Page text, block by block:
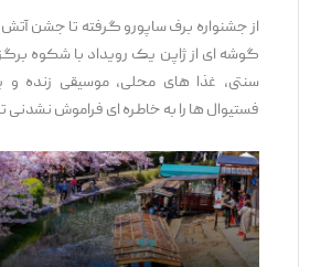
از جشنواره برف ساپورو گرفته تا جشن آتش
گوشه ‌ای از ژاپن یک رویداد با شکوه
سنتی، غذا های محلی، موسیقی زنده و
فستیوال ‌ها را به خاطره ‌ای فراموش ‌نشدنی